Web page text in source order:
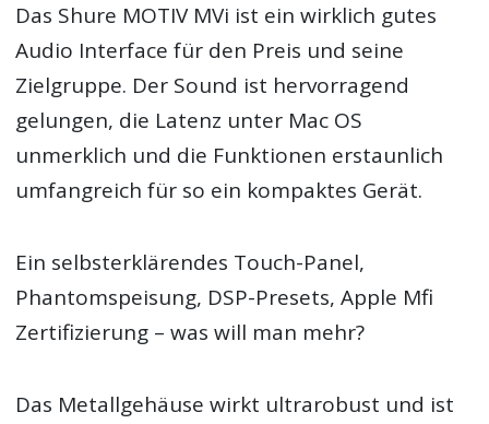
Das Shure MOTIV MVi ist ein wirklich gutes
Audio Interface für den Preis und seine
Zielgruppe. Der Sound ist hervorragend
gelungen, die Latenz unter Mac OS
unmerklich und die Funktionen erstaunlich
umfangreich für so ein kompaktes Gerät.
Ein selbsterklärendes Touch-Panel,
Phantomspeisung, DSP-Presets, Apple Mfi
Zertifizierung – was will man mehr?
Das Metallgehäuse wirkt ultrarobust und ist